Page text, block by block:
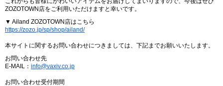
ZOZOTOWN店をご利用いただけますと幸いです。
▼ Ailand ZOZOTOWN店はこちら
https://zozo.jp/sp/shop/ailand/
本サイトに関するお問い合わせにつきましては、下記までお願いいたします。
お問い合わせ先
E-MAIL： info@vaxiv.co.jp
お問い合わせ受付期間